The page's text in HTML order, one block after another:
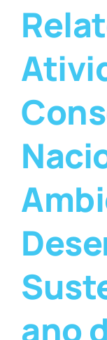
ano